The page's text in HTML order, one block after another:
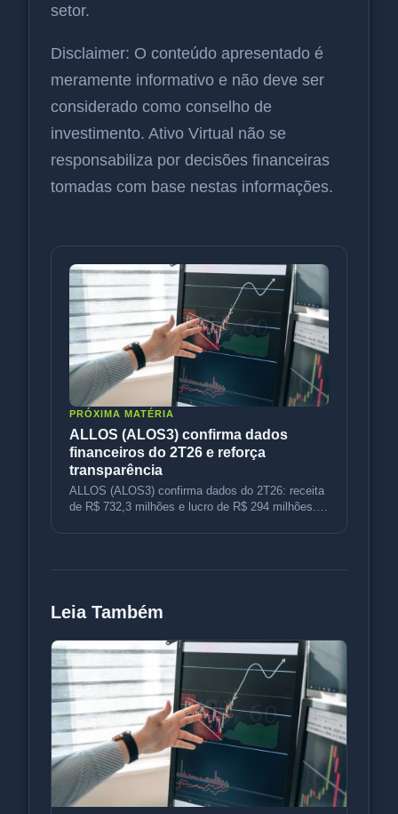
setor.
Disclaimer: O conteúdo apresentado é
meramente informativo e não deve ser
considerado como conselho de
investimento. Ativo Virtual não se
responsabiliza por decisões financeiras
tomadas com base nestas informações.
PRÓXIMA MATÉRIA
ALLOS (ALOS3) confirma dados
financeiros do 2T26 e reforça
transparência
ALLOS (ALOS3) confirma dados do 2T26: receita
de R$ 732,3 milhões e lucro de R$ 294 milhões.
Leia Também